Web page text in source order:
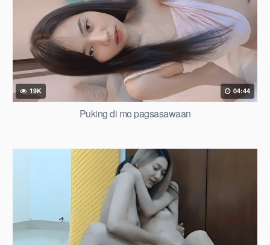
19K 04:44
Puking di mo pagsasawaan